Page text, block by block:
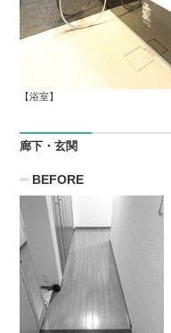
【浴室】
廊下・玄関
BEFORE